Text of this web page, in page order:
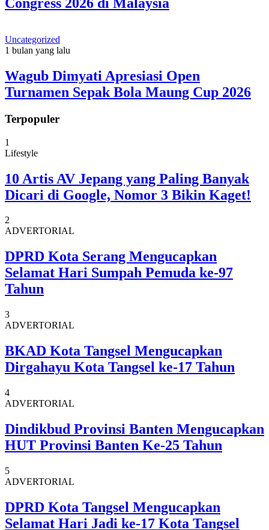
Uncategorized
1 bulan yang lalu
Wagub Dimyati Apresiasi Open
Turnamen Sepak Bola Maung Cup 2026
Terpopuler
1
Lifestyle
10 Artis AV Jepang yang Paling Banyak
Dicari di Google, Nomor 3 Bikin Kaget!
2
ADVERTORIAL
DPRD Kota Serang Mengucapkan
Selamat Hari Sumpah Pemuda ke-97
Tahun
3
ADVERTORIAL
BKAD Kota Tangsel Mengucapkan
Dirgahayu Kota Tangsel ke-17 Tahun
4
ADVERTORIAL
Dindikbud Provinsi Banten Mengucapkan
HUT Provinsi Banten Ke-25 Tahun
5
ADVERTORIAL
DPRD Kota Tangsel Mengucapkan
Selamat Hari Jadi ke-17 Kota Tangsel